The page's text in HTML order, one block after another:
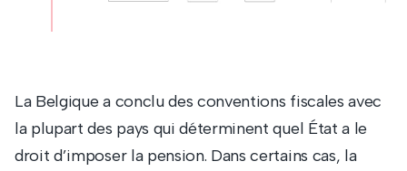
La Belgique a conclu des conventions fiscales avec
la plupart des pays qui déterminent quel État a le
droit d’imposer la pension. Dans certains cas, la